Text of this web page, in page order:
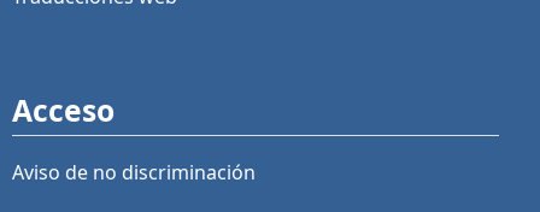
Acceso
Aviso de no discriminación